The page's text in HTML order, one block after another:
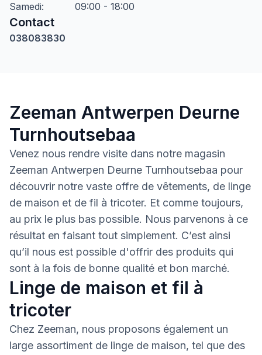
Samedi: 09:00 - 18:00
Contact
038083830
Zeeman Antwerpen Deurne
Turnhoutsebaa
Venez nous rendre visite dans notre magasin
Zeeman Antwerpen Deurne Turnhoutsebaa pour
découvrir notre vaste offre de vêtements, de linge
de maison et de fil à tricoter. Et comme toujours,
au prix le plus bas possible. Nous parvenons à ce
résultat en faisant tout simplement. C’est ainsi
qu’il nous est possible d'offrir des produits qui
sont à la fois de bonne qualité et bon marché.
Linge de maison et fil à
tricoter
Chez Zeeman, nous proposons également un
large assortiment de linge de maison, tel que des